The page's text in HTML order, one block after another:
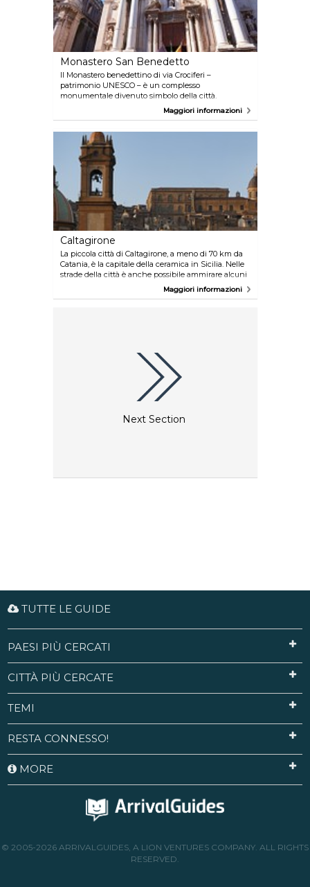
Monastero San Benedetto
Il Monastero benedettino di via Crociferi –
patrimonio UNESCO – è un complesso
monumentale divenuto simbolo della città.
Facilmente riconoscibile grazie all’arco, del 1704,
che unisce la badia piccola della Chiesa di San
badia piccola, sede del MacS.
Maggiori informazioni
Caltagirone
La piccola città di Caltagirone, a meno di 70 km da
Catania, è la capitale della ceramica in Sicilia. Nelle
strade della città è anche possibile ammirare alcuni
splendidi capolavpori architettonici, in particolare i
muri stupendamente decorati dei Gradini della
Maggiori informazioni
Next Section
TUTTE LE GUIDE
PAESI PIÙ CERCATI
CITTÀ PIÙ CERCATE
TEMI
RESTA CONNESSO!
MORE
© 2005-2026 ARRIVALGUIDES, A LION VENTURES COMPANY. ALL RIGHTS
RESERVED.